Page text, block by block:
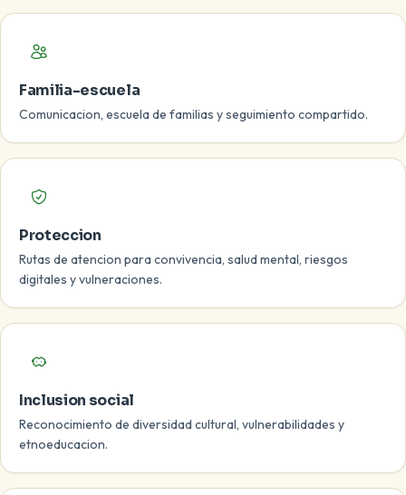
Familia-escuela
Comunicacion, escuela de familias y seguimiento compartido.
Proteccion
Rutas de atencion para convivencia, salud mental, riesgos
digitales y vulneraciones.
Inclusion social
Reconocimiento de diversidad cultural, vulnerabilidades y
etnoeducacion.